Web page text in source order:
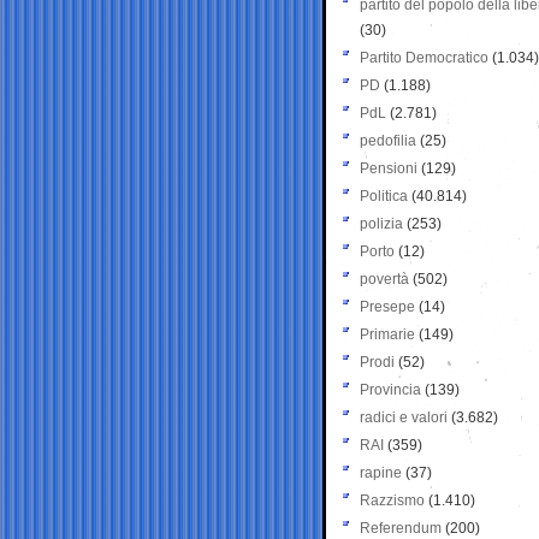
partito del popolo della
(30)
Partito Democratico (1.034)
PD (1.188)
PdL (2.781)
pedofilia (25)
Pensioni (129)
Politica (40.814)
polizia (253)
Porto (12)
povertà (502)
Presepe (14)
Primarie (149)
Prodi (52)
Provincia (139)
radici e valori (3.682)
RAI (359)
rapine (37)
Razzismo (1.410)
Referendum (200)